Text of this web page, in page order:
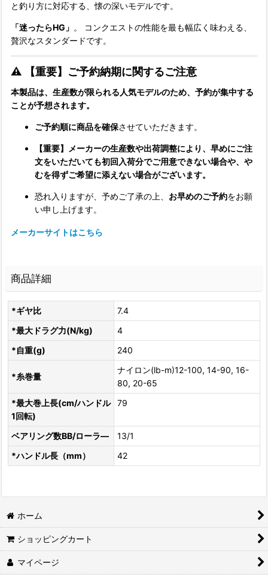
と釣り方に対応する、懐の深いモデルです。
「迷ったらHG」 。 コンクエストの性能を最も幅広く味わえる、
贅沢なスタンダードです。
⚠️ 【重要】ご予約納期に関するご注意
本製品は、生産数が限られる人気モデルのため、予約が集中する
ことが予想されます。
ご予約順に商品を確保させていただきます。
【重要】メーカーの生産数や出荷調整により、早めにご注
文をいただいても初回入荷分でご用意できない場合や、や
むを得ずご希望に添えない場合がございます。
恐れ入りますが、予めご了承の上、 お早めのご予約をお願
い申し上げます。
メーカーサイトはこちら
商品詳細
*ギヤ比
7.4
*最大ドラグ力(N/kg)
4
*自重(g)
240
*糸巻量
ナイロン(lb-m)12-100, 14-90, 16-
80, 20-65
*最大巻上長(cm/ハンドル
1回転)
79
ベアリング数BB/ローラ―
13/1
*ハンドル長（mm）
42
ホーム
ショッピングカート
マイページ